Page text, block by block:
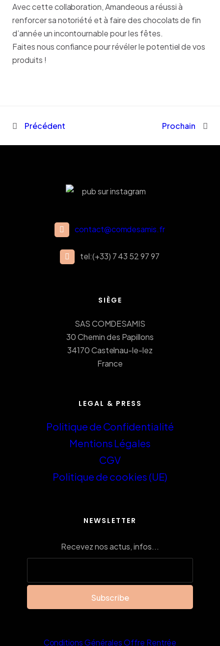
Avec cette collaboration, Amandeous a réussi à
renforcer sa notoriété et à faire des chocolats de fin
d’année un incontournable pour les fêtes.
Faites nous confiance pour révéler le potentiel de vos
produits !
Précédent Prochain
contact@comdesamis.fr
tel:(+33) 7 43 52 97 97
SIÈGE
SAS COMDESAMIS
30 Chemin des Papillons
34170 Castelnau-le-lez
France
LEGAL & PRESS
Politique de Confidentialité
Mentions Légales
CGV
Politique de cookies (UE)
NEWSLETTER
Recevez nos actus, infos...
Conditions Générales Offre Rentrée